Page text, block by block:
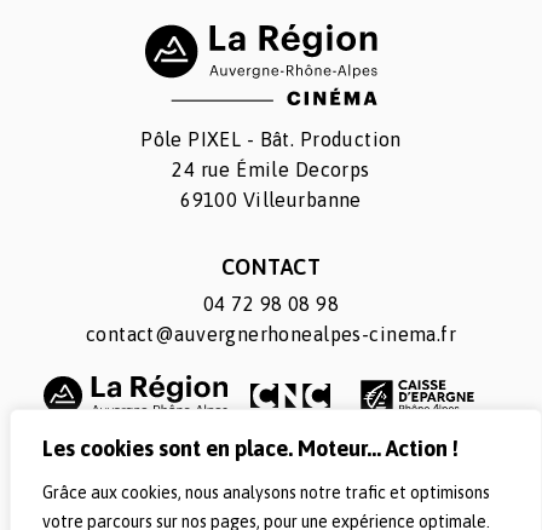
Les cookies sont en place. Moteur... Action !
Grâce aux cookies, nous analysons notre trafic et optimisons
votre parcours sur nos pages, pour une expérience optimale.
Pôle PIXEL - Bât. Production
24 rue Émile Decorps
69100 Villeurbanne
CONTACT
04 72 98 08 98
contact@auvergnerhonealpes-cinema.fr
SUIVEZ-NOUS